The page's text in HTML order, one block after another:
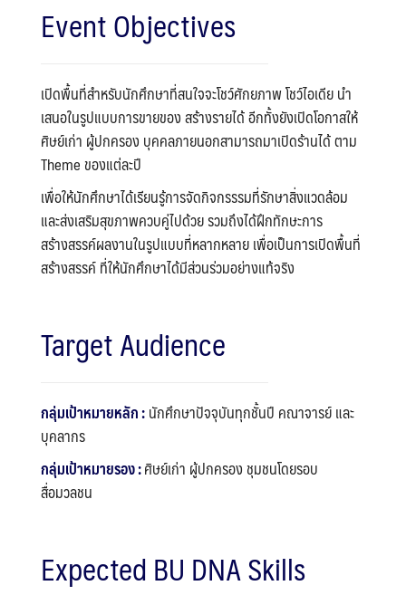
Event Objectives
เปิดพื้นที่สำหรับนักศึกษาที่สนใจจะโชว์ศักยภาพ โชว์ไอเดีย นำ
เสนอในรูปแบบการขายของ สร้างรายได้ อีกทั้งยังเปิดโอกาสให้
ศิษย์เก่า ผู้ปกครอง บุคคลภายนอกสามารถมาเปิดร้านได้ ตาม
Theme ของแต่ละปี
เพื่อให้นักศึกษาได้เรียนรู้การจัดกิจกรรรมที่รักษาสิ่งแวดล้อม
และส่งเสริมสุขภาพควบคู่ไปด้วย รวมถึงได้ฝึกทักษะการ
สร้างสรรค์ผลงานในรูปแบบที่หลากหลาย เพื่อเป็นการเปิดพื้นที่
สร้างสรรค์ ที่ให้นักศึกษาได้มีส่วนร่วมอย่างแท้จริง
Target Audience
กลุ่มเป้าหมายหลัก :นักศึกษาปัจจุบันทุกชั้นปี คณาจารย์ และ
บุคลากร
กลุ่มเป้าหมายรอง :ศิษย์เก่า ผู้ปกครอง ชุมชนโดยรอบ
สื่อมวลชน
Expected BU DNA Skills